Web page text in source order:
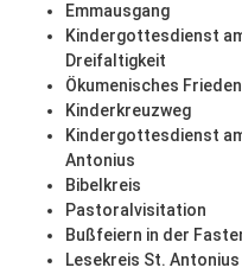
Emmausgang
Kindergottesdienst
Dreifaltigkeit
Ökumenisches
Kinderkreuzweg
Kindergottesdienst
Antonius
Bibelkreis
Pastoralvisitation
Bußfeiern in der
Lesekreis St. Antonius